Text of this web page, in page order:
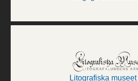
Litografiska museet